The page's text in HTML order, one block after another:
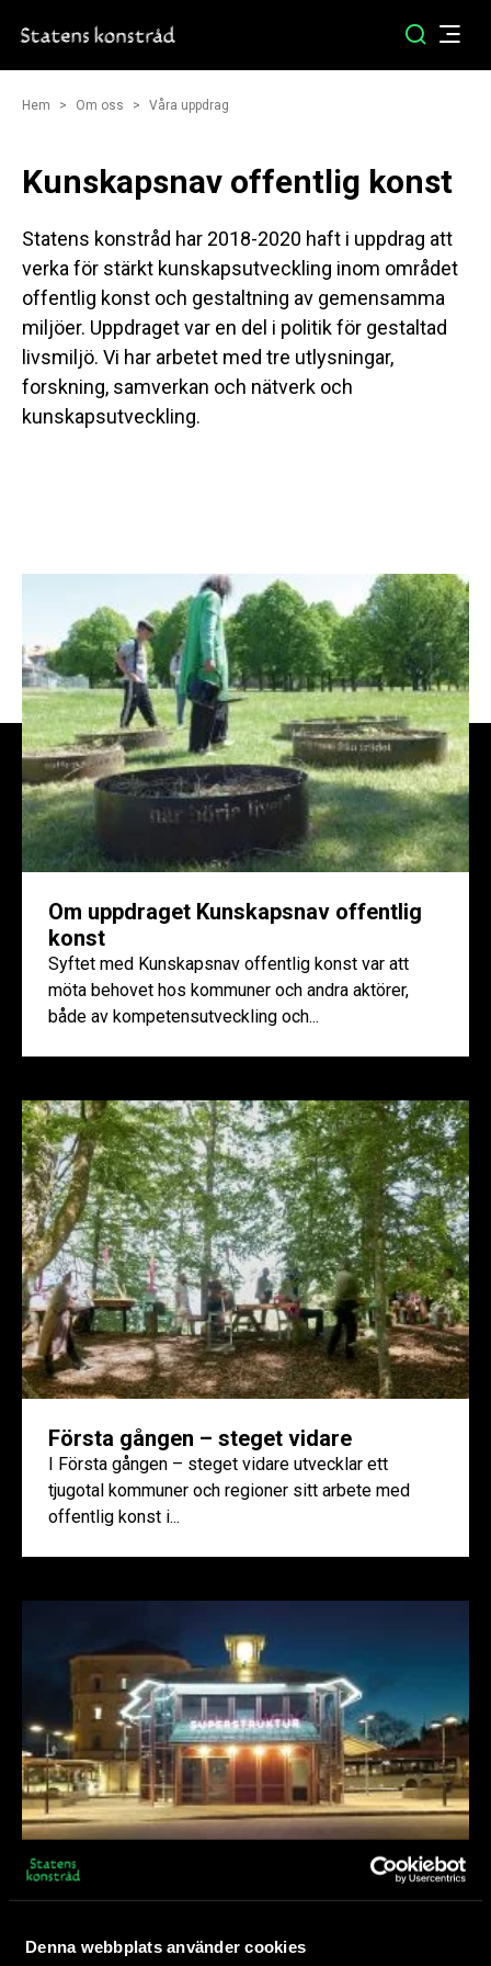
Denna webbplats använder cookies
Hem Om oss Våra uppdrag
Kunskapsnav offentlig konst
Statens konstråd har 2018-2020 haft i uppdrag att
verka för stärkt kunskapsutveckling inom området
offentlig konst och gestaltning av gemensamma
miljöer. Uppdraget var en del i politik för gestaltad
livsmiljö. Vi har arbetet med tre utlysningar,
forskning, samverkan och nätverk och
kunskapsutveckling.
Om uppdraget Kunskapsnav offentlig
konst
Syftet med Kunskapsnav offentlig konst var att
möta behovet hos kommuner och andra aktörer,
både av kompetensutveckling och...
Första gången – steget vidare
I Första gången – steget vidare utvecklar ett
tjugotal kommuner och regioner sitt arbete med
offentlig konst i...
Konst i stadsutveckling